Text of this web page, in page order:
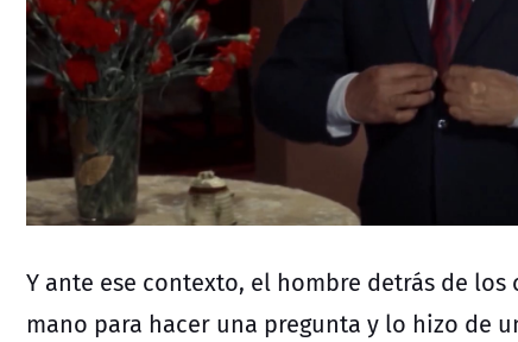
Y ante ese contexto, el hombre detrás de
mano para hacer una pregunta y lo hizo de